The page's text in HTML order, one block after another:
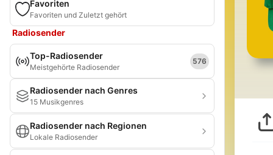
Favoriten
Favoriten und Zuletzt gehört
Radiosender
Top-Radiosender
Meistgehörte Radiosender
576
Radiosender nach Genres
15 Musikgenres
Radiosender nach Regionen
Lokale Radiosender